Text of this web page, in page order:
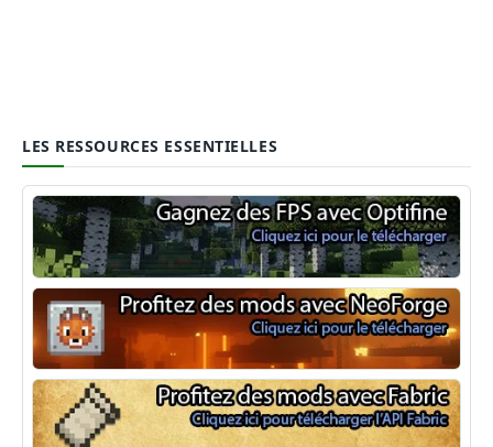
LES RESSOURCES ESSENTIELLES
Optifine
NeoForge